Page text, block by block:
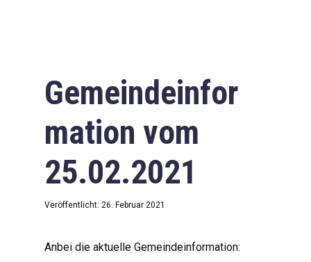
Downloads
Impressum
Datenschutzerklärung
Gemeindeinfor
mation vom
25.02.2021
Veröffentlicht: 26. Februar 2021
Anbei die aktuelle Gemeindeinformation: